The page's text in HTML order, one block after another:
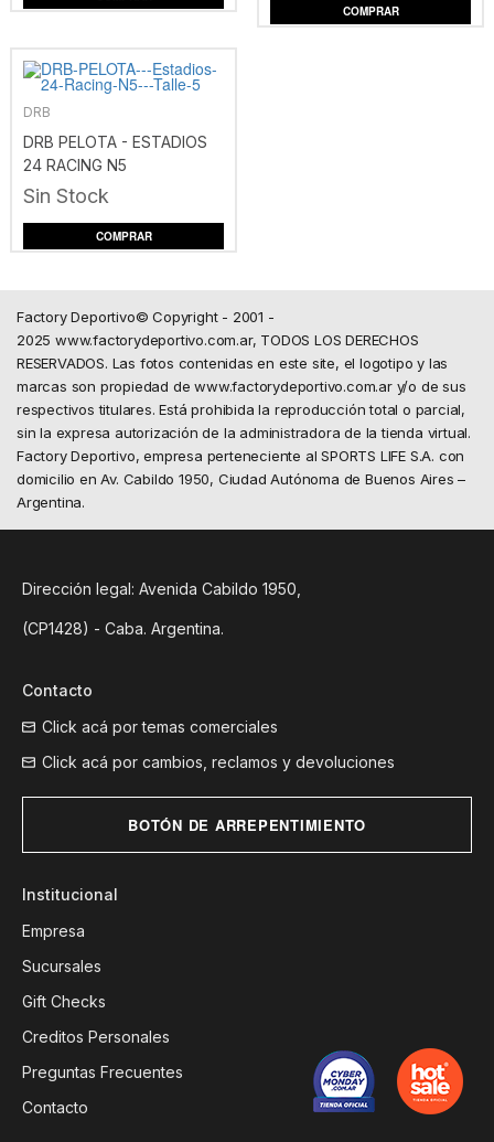
COMPRAR
DRB
DRB PELOTA - ESTADIOS
24 RACING N5
Sin Stock
COMPRAR
Factory Deportivo© Copyright - 2001 -
2025 www.factorydeportivo.com.ar, TODOS LOS DERECHOS
RESERVADOS. Las fotos contenidas en este site, el logotipo y las
marcas son propiedad de www.factorydeportivo.com.ar y/o de sus
respectivos titulares. Está prohibida la reproducción total o parcial,
sin la expresa autorización de la administradora de la tienda virtual.
Factory Deportivo, empresa perteneciente al SPORTS LIFE S.A. con
domicilio en Av. Cabildo 1950, Ciudad Autónoma de Buenos Aires –
Argentina.
Dirección legal: Avenida Cabildo 1950,
(CP1428) - Caba. Argentina.
Institucional
Empresa
Sucursales
Gift Checks
Creditos Personales
Preguntas Frecuentes
Contacto
Contacto
Click acá por temas comerciales
Click acá por cambios, reclamos y devoluciones
BOTÓN DE ARREPENTIMIENTO